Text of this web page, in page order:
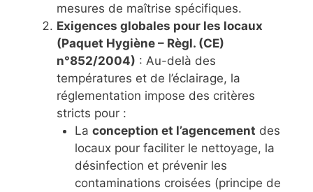
mesures de maîtrise spécifiques.
Exigences globales pour les locaux
(Paquet Hygiène – Règl. (CE)
n°852/2004) : Au-delà des
températures et de l’éclairage, la
réglementation impose des critères
stricts pour :
La conception et l’agencement des
locaux pour faciliter le nettoyage, la
désinfection et prévenir les
contaminations croisées (principe de